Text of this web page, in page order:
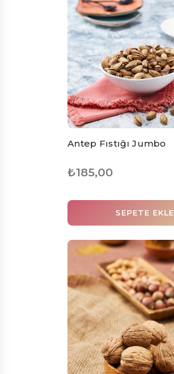
Antep Fıstığı Jumbo
₺185,00
SEPETE EKLE